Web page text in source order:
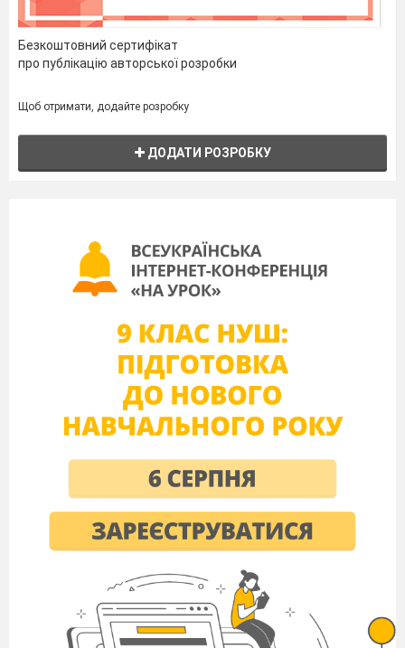
Безкоштовний сертифікат
про публікацію авторської розробки
Щоб отримати, додайте розробку
ДОДАТИ РОЗРОБКУ